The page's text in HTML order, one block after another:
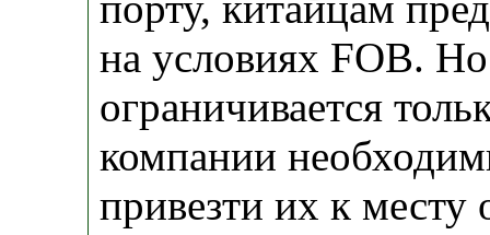
на условиях FOB.
ограничивается
компании
привезти их к месту